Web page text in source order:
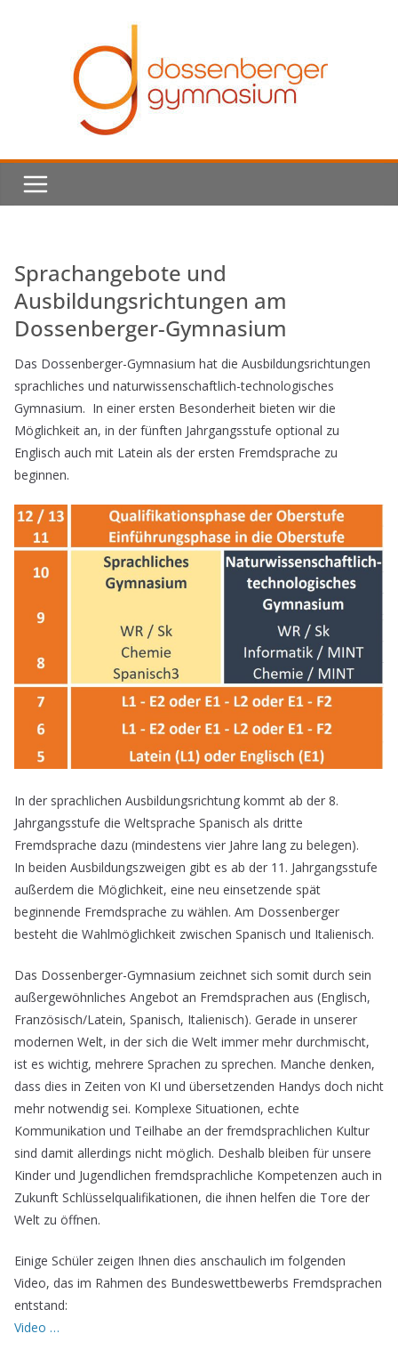
Sprachangebote und
Ausbildungsrichtungen am
Dossenberger-Gymnasium
Das Dossenberger-Gymnasium hat die Ausbildungsrichtungen
sprachliches und naturwissenschaftlich-technologisches
Gymnasium. In einer ersten Besonderheit bieten wir die
Möglichkeit an, in der fünften Jahrgangsstufe optional zu
Englisch auch mit Latein als der ersten Fremdsprache zu
beginnen.
In der sprachlichen Ausbildungsrichtung kommt ab der 8.
Jahrgangsstufe die Weltsprache Spanisch als dritte
Fremdsprache dazu (mindestens vier Jahre lang zu belegen).
In beiden Ausbildungszweigen gibt es ab der 11. Jahrgangsstufe
außerdem die Möglichkeit, eine neu einsetzende spät
beginnende Fremdsprache zu wählen. Am Dossenberger
besteht die Wahlmöglichkeit zwischen Spanisch und Italienisch.
Das Dossenberger-Gymnasium zeichnet sich somit durch sein
außergewöhnliches Angebot an Fremdsprachen aus (Englisch,
Französisch/Latein, Spanisch, Italienisch). Gerade in unserer
modernen Welt, in der sich die Welt immer mehr durchmischt,
ist es wichtig, mehrere Sprachen zu sprechen. Manche denken,
dass dies in Zeiten von KI und übersetzenden Handys doch nicht
mehr notwendig sei. Komplexe Situationen, echte
Kommunikation und Teilhabe an der fremdsprachlichen Kultur
sind damit allerdings nicht möglich. Deshalb bleiben für unsere
Kinder und Jugendlichen fremdsprachliche Kompetenzen auch in
Zukunft Schlüsselqualifikationen, die ihnen helfen die Tore der
Welt zu öffnen.
Einige Schüler zeigen Ihnen dies anschaulich im folgenden
Video, das im Rahmen des Bundeswettbewerbs Fremdsprachen
entstand:
Video …